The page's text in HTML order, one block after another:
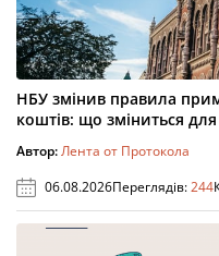
НБУ змінив правила
коштів: що зміниться
Автор:Лента от Протокола
06.08.2026Переглядів:244